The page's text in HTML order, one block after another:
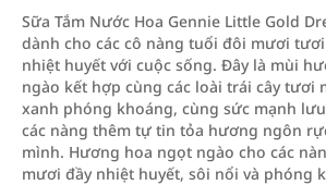
Sữa Tắm Nước Hoa Gennie Little Gold
dành cho các cô nàng tuổi đôi mươi
nhiệt huyết với cuộc sống. Đây là mùi
ngào kết hợp cùng các loài trái cây tươi
xanh phóng khoáng, cùng sức mạnh
các nàng thêm tự tin tỏa hương ngôn
mình. Hương hoa ngọt ngào cho các
mươi đầy nhiệt huyết, sôi nổi và phóng